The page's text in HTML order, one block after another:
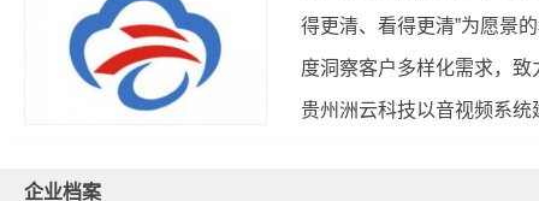
得更清、看得更清”为愿景
度洞察客户多样化需求，
贵州洲云科技以音视频系
企业档案